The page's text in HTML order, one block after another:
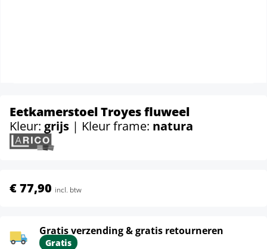
Eetkamerstoel Troyes fluweel
Kleur: grijs | Kleur frame: natura
€ 77,90 incl. btw
Gratis verzending & gratis retourneren
Gratis